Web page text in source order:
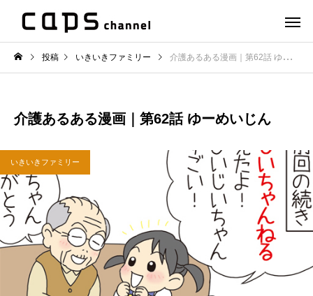
投稿 いきいきファミリー 介護あるある漫画｜第62話 ゆーめいじん
介護あるある漫画｜第62話 ゆーめいじん
いきいきファミリー